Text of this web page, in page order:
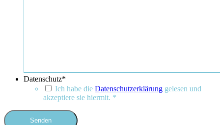
Datenschutz*
Ich habe die Datenschutzerklärung gelesen und
akzeptiere sie hiermit. *